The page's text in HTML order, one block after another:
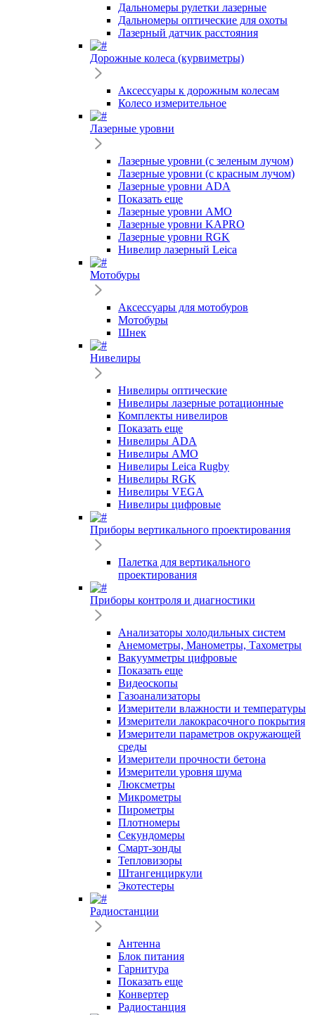
Дальномеры рулетки лазерные
Дальномеры оптические для охоты
Лазерный датчик расстояния
Дорожные колеса (курвиметры)
Аксессуары к дорожным колесам
Колесо измерительное
Лазерные уровни
Лазерные уровни (с зеленым лучом)
Лазерные уровни (с красным лучом)
Лазерные уровни ADA
Показать еще
Лазерные уровни AMO
Лазерные уровни KAPRO
Лазерные уровни RGK
Нивелир лазерный Leica
Мотобуры
Аксессуары для мотобуров
Мотобуры
Шнек
Нивелиры
Нивелиры оптические
Нивелиры лазерные ротационные
Комплекты нивелиров
Показать еще
Нивелиры ADA
Нивелиры AMO
Нивелиры Leica Rugby
Нивелиры RGK
Нивелиры VEGA
Нивелиры цифровые
Приборы вертикального проектирования
Палетка для вертикального
проектирования
Приборы контроля и диагностики
Анализаторы холодильных систем
Анемометры, Манометры, Тахометры
Вакуумметры цифровые
Показать еще
Видеоскопы
Газоанализаторы
Измерители влажности и температуры
Измерители лакокрасочного покрытия
Измерители параметров окружающей
среды
Измерители прочности бетона
Измерители уровня шума
Люксметры
Микрометры
Пирометры
Плотномеры
Секундомеры
Смарт-зонды
Тепловизоры
Штангенциркули
Экотестеры
Радиостанции
Антенна
Блок питания
Гарнитура
Показать еще
Конвертер
Радиостанция